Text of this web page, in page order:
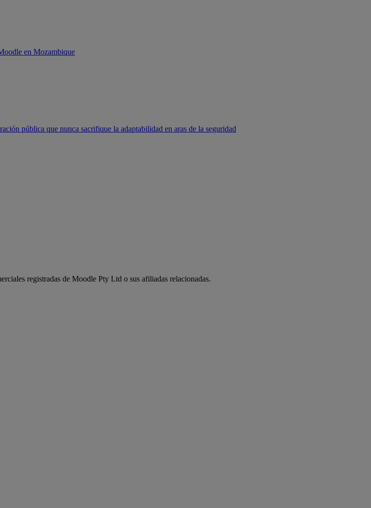
en Mozambique
pública que nunca sacrifique la adaptabilidad en aras de la seguridad
registradas de Moodle Pty Ltd o sus afiliadas relacionadas.